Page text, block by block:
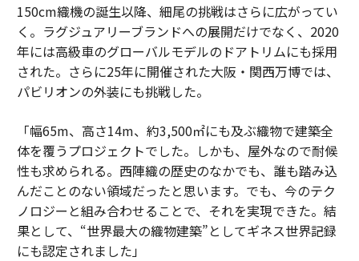
150cm織機の誕生以降、細尾の挑戦はさらに広がってい
く。ラグジュアリーブランドへの展開だけでなく、2020
年には高級車のグローバルモデルのドアトリムにも採用
された。さらに25年に開催された大阪・関西万博では、
パビリオンの外装にも挑戦した。
「幅65m、高さ14m、約3,500㎡にも及ぶ織物で建築全
体を覆うプロジェクトでした。しかも、屋外なので耐候
性も求められる。西陣織の歴史のなかでも、誰も踏み込
んだことのない領域だったと思います。でも、今のテク
ノロジーと組み合わせることで、それを実現できた。結
果として、“世界最大の織物建築”としてギネス世界記録
にも認定されました」